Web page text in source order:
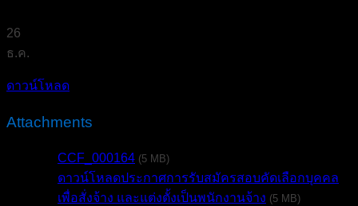
26
ธ.ค.
ดาวน์โหลด
Attachments
CCF_000164 (5 MB)
ดาวน์โหลดประกาศการรับสมัครสอบคัดเลือกบุคคล
เพื่อสั่งจ้าง และแต่งตั้งเป็นพนักงานจ้าง (5 MB)